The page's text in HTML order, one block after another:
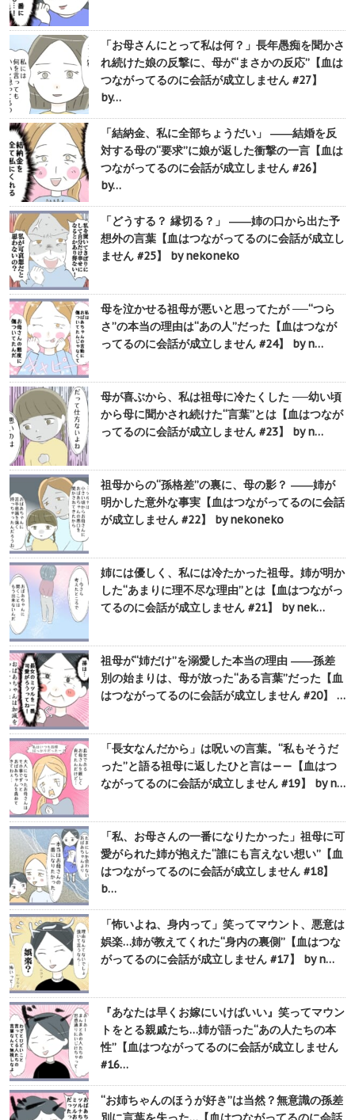
「お母さんにとって私は何？」長年愚痴を聞かさ
れ続けた娘の反撃に、母が“まさかの反応”【血は
つながってるのに会話が成立しません #27】
by…
「結納金、私に全部ちょうだい」 ――結婚を反
対する母の“要求”に娘が返した衝撃の一言【血は
つながってるのに会話が成立しません #26】
by…
「どうする？ 縁切る？」 ――姉の口から出た予
想外の言葉【血はつながってるのに会話が成立し
ません #25】 by nekoneko
母を泣かせる祖母が悪いと思ってたが ──“つら
さ”の本当の理由は“あの人”だった【血はつなが
ってるのに会話が成立しません #24】 by n…
母が喜ぶから、私は祖母に冷たくした ──幼い頃
から母に聞かされ続けた“言葉”とは【血はつなが
ってるのに会話が成立しません #23】 by n…
祖母からの“孫格差”の裏に、母の影？ ――姉が
明かした意外な事実【血はつながってるのに会話
が成立しません #22】 by nekoneko
姉には優しく、私には冷たかった祖母。姉が明か
した“あまりに理不尽な理由”とは【血はつながっ
てるのに会話が成立しません #21】 by nek…
祖母が“姉だけ”を溺愛した本当の理由 ――孫差
別の始まりは、母が放った“ある言葉”だった【血
はつながってるのに会話が成立しません #20】 …
「長女なんだから」は呪いの言葉。“私もそうだ
った”と語る祖母に返したひと言は——【血はつ
ながってるのに会話が成立しません #19】 by n…
「私、お母さんの一番になりたかった」祖母に可
愛がられた姉が抱えた“誰にも言えない想い”【血
はつながってるのに会話が成立しません #18】
b…
「怖いよね、身内って」笑ってマウント、悪意は
娯楽…姉が教えてくれた“身内の裏側”【血はつな
がってるのに会話が成立しません #17】 by n…
『あなたは早くお嫁にいけばいい』笑ってマウン
トをとる親戚たち…姉が語った“あの人たちの本
性”【血はつながってるのに会話が成立しません
#16…
“お姉ちゃんのほうが好き”は当然？無意識の孫差